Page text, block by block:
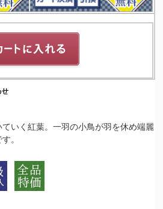
いく紅葉。一羽の小鳥が羽を休め端麗
。